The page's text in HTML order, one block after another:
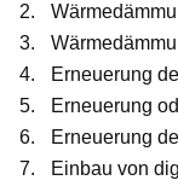
Erneuerung
Erneuerung
Erneuerung
Einbau von